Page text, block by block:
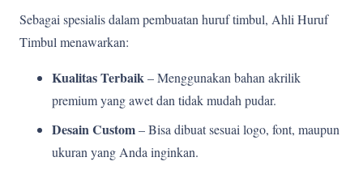
Sebagai spesialis dalam pembuatan huruf timbul, Ahli Huruf
Timbul menawarkan:
Kualitas Terbaik– Menggunakan bahan akrilik
premium yang awet dan tidak mudah pudar.
Desain Custom– Bisa dibuat sesuai logo, font, maupun
ukuran yang Anda inginkan.